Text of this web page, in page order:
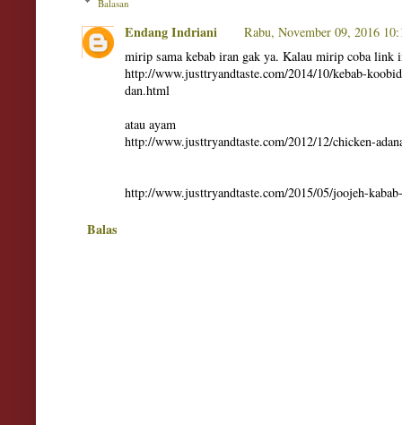
Endang Indriani
Rabu, November 09, 2016
mirip sama kebab iran gak ya. Kalau mirip coba link
http://www.justtryandtaste.com/2014/10/kebab-
dan.html
atau ayam
http://www.justtryandtaste.com/2012/12/chicken-
http://www.justtryandtaste.com/2015/05/joojeh-
Balas